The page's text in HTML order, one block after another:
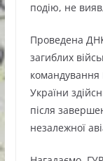
подію, не
Проведена
загиблих
командування
України
після
незалежної